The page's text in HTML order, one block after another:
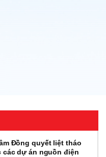
Đồng quyết liệt tháo
dự án nguồn điện